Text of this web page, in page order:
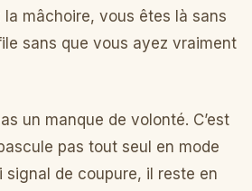
mâchoire, vous êtes là sans
sans que vous ayez vraiment
un manque de volonté. C’est
pas tout seul en mode
signal de coupure, il reste en